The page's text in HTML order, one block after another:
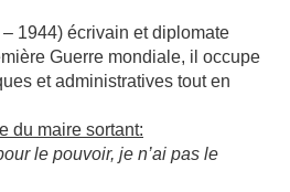
– 1944) écrivain et diplomate
Guerre mondiale, il occupe
et administratives tout en
du maire sortant:
le pouvoir, je n’ai pas le